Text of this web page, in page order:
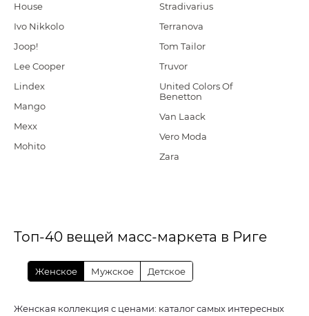
House
Ivo Nikkolo
Joop!
Lee Cooper
Lindex
Mango
Mexx
Mohito
Stradivarius
Terranova
Tom Tailor
Truvor
United Colors Of
Benetton
Van Laack
Vero Moda
Zara
Топ-40 вещей масс-маркета в Риге
Женское Мужское Детское
Женская коллекция с ценами: каталог самых интересных